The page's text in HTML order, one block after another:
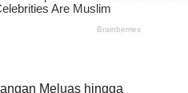
Meluas hingga